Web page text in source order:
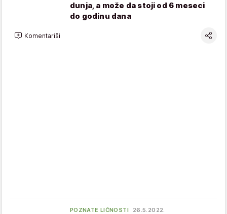
dunja, a može da stoji od 6 meseci
do godinu dana
Komentariši
POZNATE LIČNOSTI 26.5.2022.